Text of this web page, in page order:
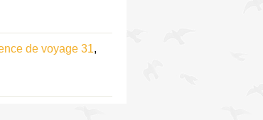
de voyage 31,